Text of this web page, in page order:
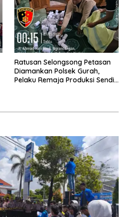
Ratusan Selongsong Petasan
Diamankan Polsek Gurah,
Pelaku Remaja Produksi Sendiri